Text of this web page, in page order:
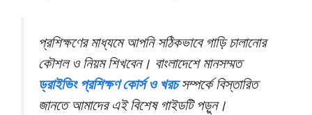
প্রশিক্ষণের মাধ্যমে আপনি সঠিকভাবে গাড়ি চালানোর
কৌশল ও নিয়ম শিখবেন। বাংলাদেশে মানসম্মত
ড্রাইভিং প্রশিক্ষণ কোর্স ও খরচসম্পর্কে বিস্তারিত
জানতে আমাদের এই বিশেষ গাইডটি পড়ুন।